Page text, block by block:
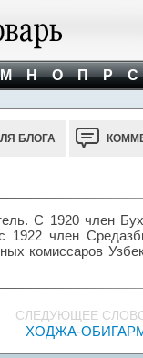
Н О П Р С
БЛОГА
С 1920 член
1922 член
комиссаров
СЛЕДУЮЩЕЕ
ХОДЖА-